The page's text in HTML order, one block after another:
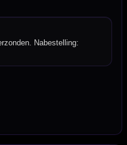
Nabestelling: